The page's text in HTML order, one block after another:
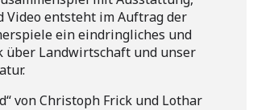
Video entsteht im Auftrag der
ein eindringliches und
über Landwirtschaft und unser